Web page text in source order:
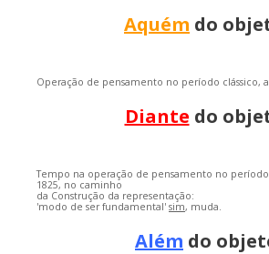
Aquém do
Operação de pensamento no período clássico,
Diante do
Tempo na operação de pensamento no
1825, no caminho
da Construção da representação:
'modo de ser fundamental' sim, muda.
Além do